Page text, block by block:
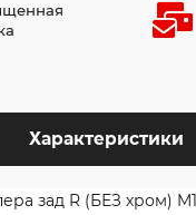
Характеристики
зад R (БЕЗ хром)